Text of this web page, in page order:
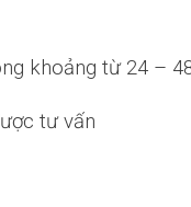
khoảng từ 24 –
tư vấn